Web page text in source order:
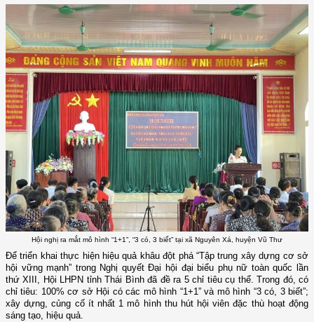
Hội nghị ra mắt mô hình “1+1”, “3 có, 3 biết” tại xã Nguyên Xá, huyện Vũ Thư
Để triển khai thực hiện hiệu quả khâu đột phá “Tập trung xây dựng cơ sở
hội vững mạnh” trong Nghị quyết Đại hội đại biểu phụ nữ toàn quốc lần
thứ XIII, Hội LHPN tỉnh Thái Bình đã đề ra 5 chỉ tiêu cụ thể. Trong đó, có
chỉ tiêu: 100% cơ sở Hội có các mô hình “1+1” và mô hình “3 có, 3 biết”;
xây dựng, củng cố ít nhất 1 mô hình thu hút hội viên đặc thù hoạt động
sáng tạo, hiệu quả.